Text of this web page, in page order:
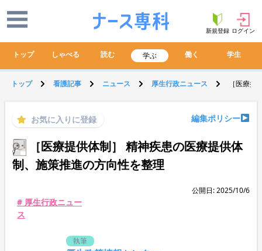
新規登録 ログイン
トップ しゃべる 読む 学ぶ 働く 学生
トップ 看護記事 ニュース 厚生行政ニュース ［医療
お気に入りに登録 編集ポリシー
［医療提供体制］ 精神疾患の医療提供体
制、施策推進の方向性を整理
公開日: 2025/10/6
# 厚生行政ニュー
ス
執筆